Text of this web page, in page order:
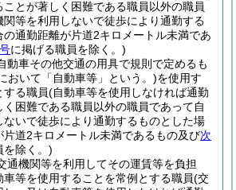
ことが著しく困難である職員以外の職員
関等を利用しないで徒歩により通勤する
の通勤距離が片道2キロメートル未満であ
に掲げる職員を除く。)
動車その他交通の用具で規則で定めるも
おいて「自動車等」という。)を使用す
する職員(自動車等を使用しなければ通勤
困難である職員以外の職員であって自
ないで徒歩により通勤するものとした場
片道2キロメートル未満であるもの及び次
を除く。)
通機関等を利用してその運賃等を負担
車等を使用することを常例とする職員(交